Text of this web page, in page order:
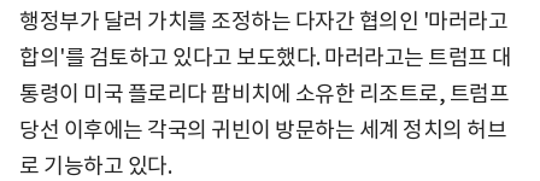
행정부가 달러 가치를 조정하는 다자간 협의인 '마러라고
합의'를 검토하고 있다고 보도했다. 마러라고는 트럼프 대
통령이 미국 플로리다 팜비치에 소유한 리조트로, 트럼프
당선 이후에는 각국의 귀빈이 방문하는 세계 정치의 허브
로 기능하고 있다.